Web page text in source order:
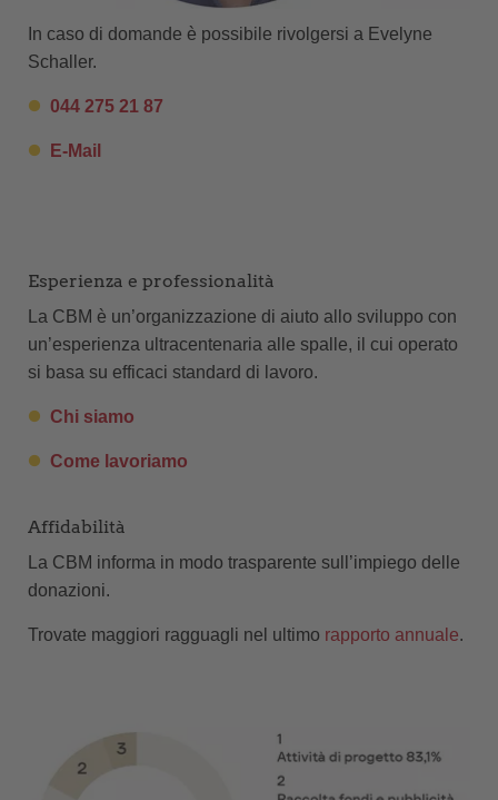
In caso di domande è possibile rivolgersi a Evelyne
Schaller.
044 275 21 87
E-Mail
Esperienza e professionalità
La CBM è un’organizzazione di aiuto allo sviluppo con
un’esperienza ultracentenaria alle spalle, il cui operato
si basa su efficaci standard di lavoro.
Chi siamo
Come lavoriamo
Affidabilità
La CBM informa in modo trasparente sull’impiego delle
donazioni.
Trovate maggiori ragguagli nel ultimo rapporto annuale.